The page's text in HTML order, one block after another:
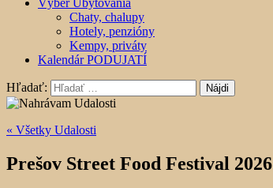
Výber Ubytovania
Chaty, chalupy
Hotely, penzióny
Kempy, priváty
Kalendár PODUJATÍ
Hľadať:
« Všetky Udalosti
Prešov Street Food Festival 2026